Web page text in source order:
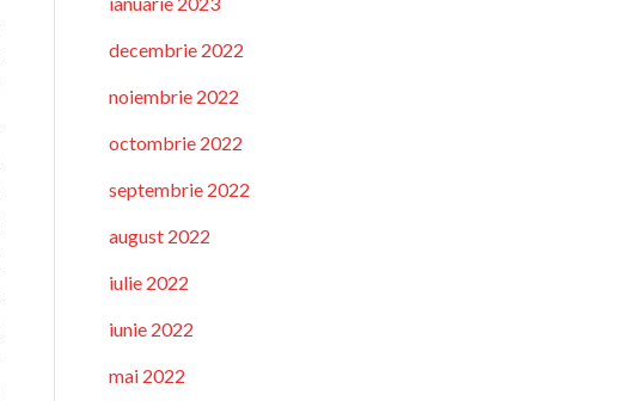
decembrie 2022
noiembrie 2022
octombrie 2022
septembrie 2022
august 2022
iulie 2022
iunie 2022
mai 2022